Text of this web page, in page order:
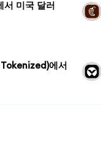
미국 달러
에서